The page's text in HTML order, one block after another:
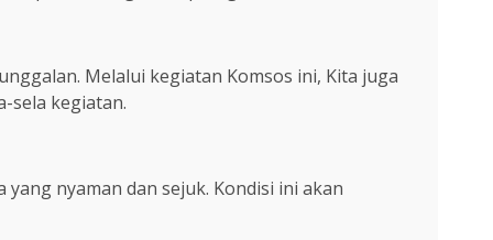
Melalui kegiatan Komsos ini, Kita juga
sela kegiatan.
nyaman dan sejuk. Kondisi ini akan